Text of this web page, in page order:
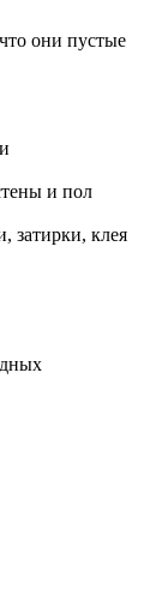
они пустые
и пол
затирки, клея